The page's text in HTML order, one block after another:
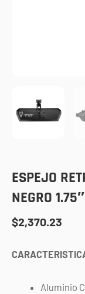
ESPEJO
NEGRO
$2,370.23
Aluminio